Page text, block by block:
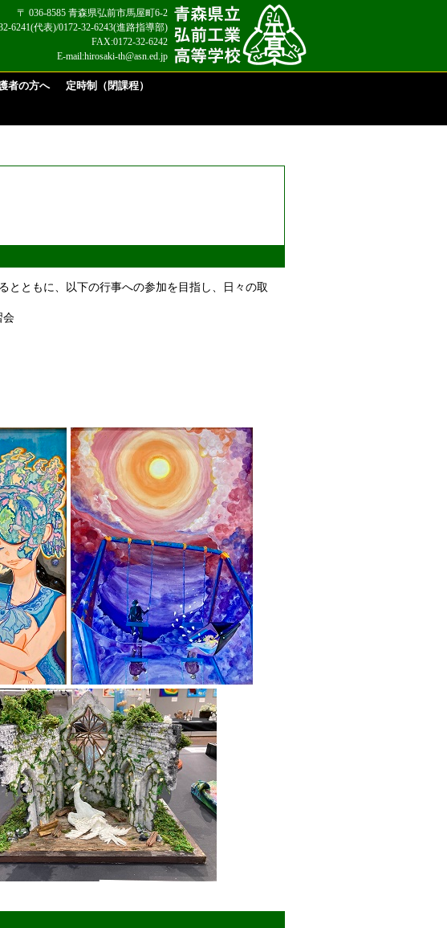
〒 036-8585 青森県弘前市馬屋町6-2
6241(代表)/0172-32-6243(進路指導部)
FAX:0172-32-6242
E-mail:hirosaki-th@asn.ed.jp
者の方へ 定時制（閉課程）
とともに、以下の行事への参加を目指し、日々の取
会